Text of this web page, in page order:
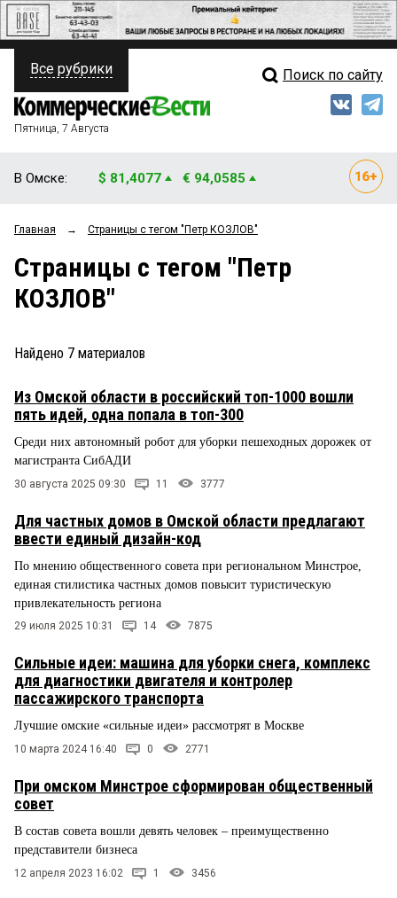
ПОЛИТИКА
ФИНАНСЫ
ОБЩЕСТВО
ЗАКОН
ПРОИСШЕСТВИЯ
СТИЛЬ ЖИЗНИ
Свежий выпуск
Мнения
Рейтинги
Все рубрики Поиск по сайту
Пятница, 7 Августа
В Омске: $ 81,4077 € 94,0585
Главная → Страницы c тегом "Петр КОЗЛОВ"
Страницы c тегом "Петр
КОЗЛОВ"
Найдено 7 материалов
Из Омской области в российский топ-1000 вошли
пять идей, одна попала в топ-300
Среди них автономный робот для уборки пешеходных дорожек от
магистранта СибАДИ
30 августа 2025 09:30 11 3777
Для частных домов в Омской области предлагают
ввести единый дизайн-код
По мнению общественного совета при региональном Минстрое,
единая стилистика частных домов повысит туристическую
привлекательность региона
29 июля 2025 10:31 14 7875
Сильные идеи: машина для уборки снега, комплекс
для диагностики двигателя и контролер
пассажирского транспорта
Лучшие омские «сильные идеи» рассмотрят в Москве
10 марта 2024 16:40 0 2771
При омском Минстрое сформирован общественный
совет
В состав совета вошли девять человек – преимущественно
представители бизнеса
12 апреля 2023 16:02 1 3456